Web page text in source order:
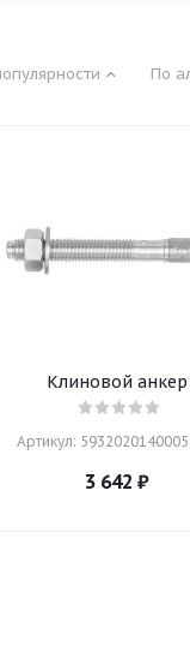
По
Клиновой анкер
Артикул:
3 642 ₽